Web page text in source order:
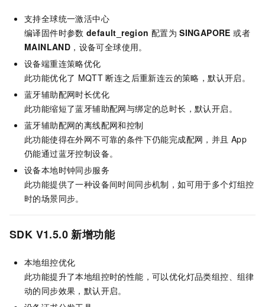
支持全球统一激活中心
编译固件时参数 default_region 配置为 SINGAPORE 或者
MAINLAND ，设备可全球使用。
设备端重连策略优化
此功能优化了 MQTT 断连之后重新连云的策略，默认开启。
蓝牙辅助配网时长优化
此功能缩短了蓝牙辅助配网与绑定的总时长，默认开启。
蓝牙辅助配网的离线配网和控制
此功能使得在外网不可靠的条件下仍能完成配网，并且 App
仍能通过蓝牙控制设备。
设备本地时钟同步服务
此功能提供了一种设备间时间同步机制，如可用于多个灯组控
时的场景同步。
SDK V1.5.0 新增功能
本地组控优化
此功能提升了本地组控时的性能，可以优化灯品类组控、组律
动的同步效果，默认开启。